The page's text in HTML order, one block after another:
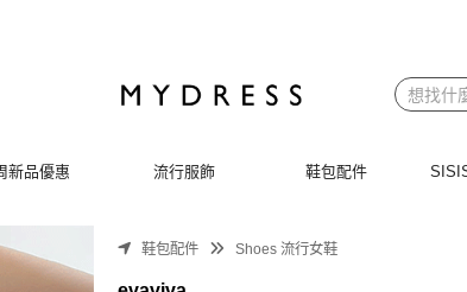
新品優惠 流行服飾 鞋包配件
鞋包配件 Shoes 流行女鞋